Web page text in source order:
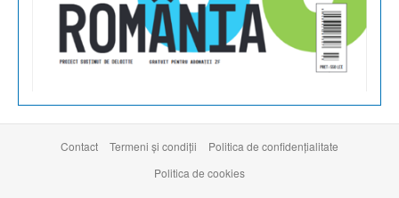
Contact Termeni şi condiţii
Politica de confidențialitate
Politica de cookies